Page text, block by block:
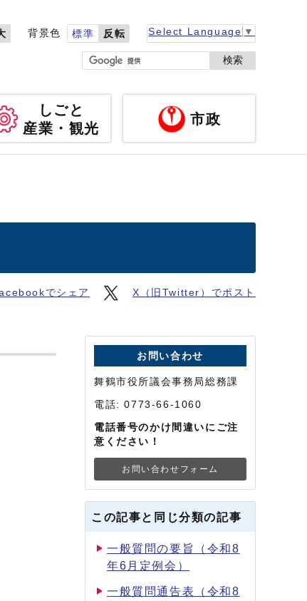
背景色 標準 反転 Select Language ▼
検索
しごと
産業・観光
市政
でシェア X（旧Twitter）でポスト
お問い合わせ
舞鶴市役所議会事務局総務課
電話: 0773-66-1060
電話番号のかけ間違いにご注
意ください！
お問い合わせフォーム
この記事と同じ分類の記事
一般質問の要旨（令和8
年6月定例会）
一般質問通告表（令和8